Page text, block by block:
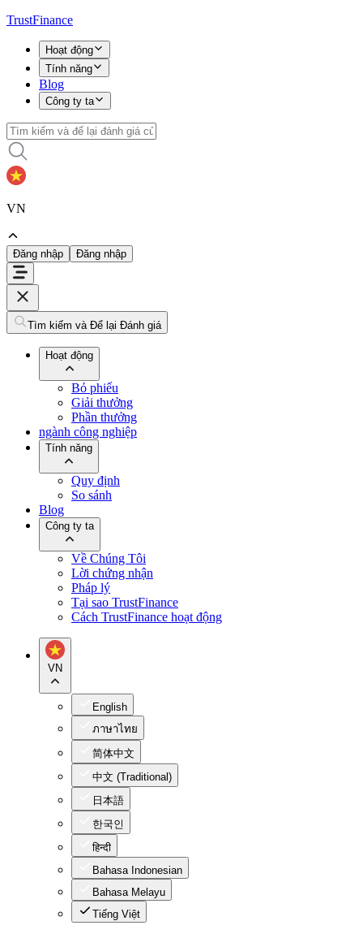
TrustFinance
Hoạt động
Tính năng
Blog
Công ty ta
VN
Đăng nhập Đăng nhập
Tìm kiếm và Để lại Đánh giá
Hoạt động
Bỏ phiếu
Giải thưởng
Phần thưởng
ngành công nghiệp
Tính năng
Quy định
So sánh
Blog
Công ty ta
Về Chúng Tôi
Lời chứng nhận
Pháp lý
Tại sao TrustFinance
Cách TrustFinance hoạt động
VN
English
ภาษาไทย
简体中文
中文 (Traditional)
日本語
한국인
हिन्दी
Bahasa Indonesian
Bahasa Melayu
Tiếng Việt